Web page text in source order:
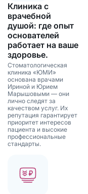
Клиника с
врачебной
душой: где опыт
основателей
работает на ваше
здоровье.
Стоматологическая
клиника «ЮМИ»
основана врачами
Ириной и Юрием
Марышовыми — они
лично следят за
качеством услуг. Их
репутация гарантирует
приоритет интересов
пациента и высокие
профессиональные
стандарты.